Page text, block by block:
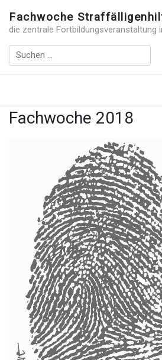
Fachwoche
die zentrale Fortbildungsveranstaltung
Fachwoche 2018